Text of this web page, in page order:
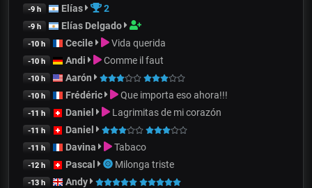
-9 h Elías 2
-9 h Elías Delgado
-10 h Cecile Vida querida
-10 h Andi Comme il faut
-10 h Aarón
-10 h Frédéric Que importa eso ahora!!!
-11 h Daniel Lagrimitas de mi corazón
-11 h Daniel
-11 h Davina Tabaco
-12 h Pascal Milonga triste
-13 h Andy